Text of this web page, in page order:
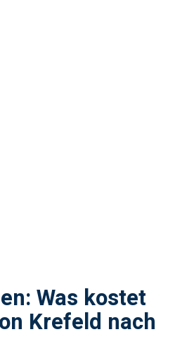
Was kostet
Krefeld nach